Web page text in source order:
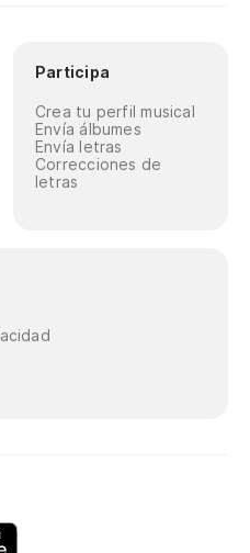
Participa
Crea tu perfil musical
Envía álbumes
Envía letras
Correcciones de
letras